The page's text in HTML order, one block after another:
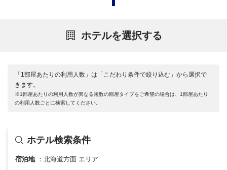
ホテルを選択する
「1部屋あたりの利用人数」は「こだわり条件で絞り込む」から選択で
きます。
※1部屋あたりの利用人数が異なる複数の部屋タイプをご希望の場合は、1部屋あたり
の利用人数ごとに検索してください。
ホテル検索条件
宿泊地 北海道方面 エリア